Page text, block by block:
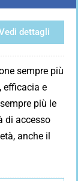
dettagli
sempre più
efficacia e
più le
di accesso
anche il